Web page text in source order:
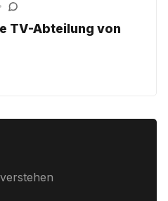
TV-Abteilung von